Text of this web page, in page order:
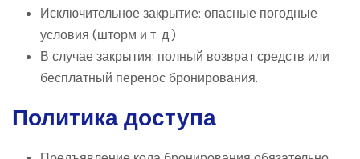
Исключительное закрытие: опасные погодные
условия (шторм и т. д.)
В случае закрытия: полный возврат средств или
бесплатный перенос бронирования.
Политика доступа